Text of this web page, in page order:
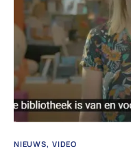
NIEUWS VIDEO